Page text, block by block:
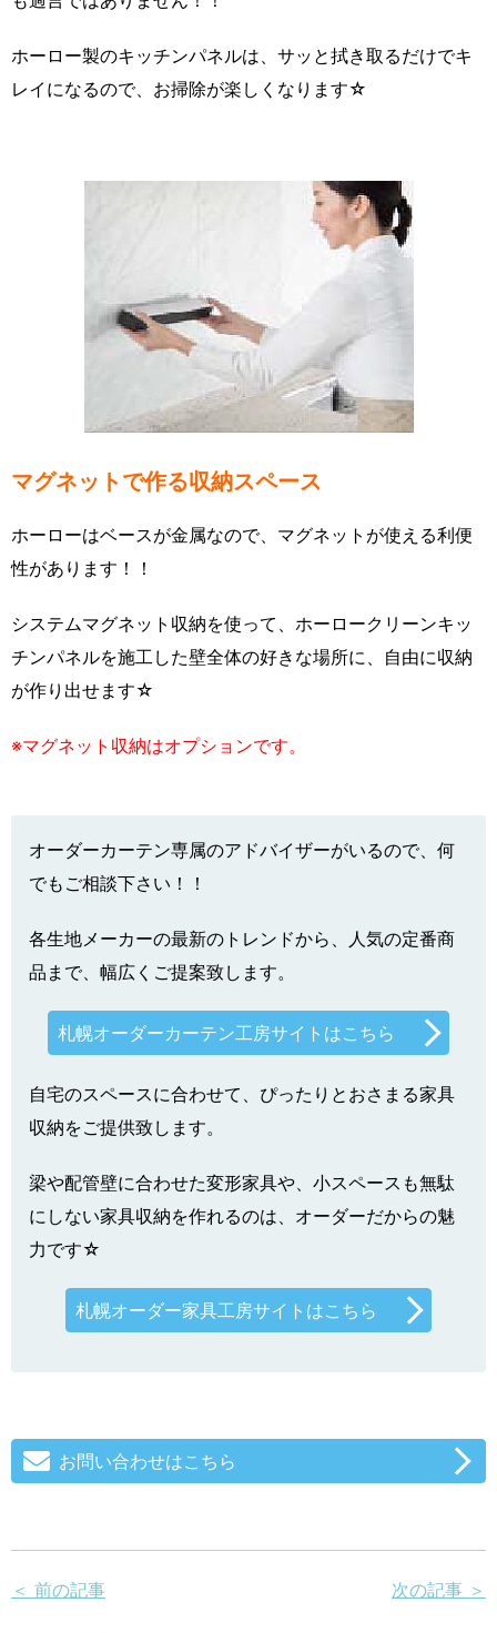
ホーロー製のキッチンパネルは、サッと拭き取るだけでキ
レイになるので、お掃除が楽しくなります☆
マグネットで作る収納スペース
ホーローはベースが金属なので、マグネットが使える利便
性があります！！
システムマグネット収納を使って、ホーロークリーンキッ
チンパネルを施工した壁全体の好きな場所に、自由に収納
が作り出せます☆
※マグネット収納はオプションです。
オーダーカーテン専属のアドバイザーがいるので、何
でもご相談下さい！！
各生地メーカーの最新のトレンドから、人気の定番商
品まで、幅広くご提案致します。
札幌オーダーカーテン工房サイトはこちら
自宅のスペースに合わせて、ぴったりとおさまる家具
収納をご提供致します。
梁や配管壁に合わせた変形家具や、小スペースも無駄
にしない家具収納を作れるのは、オーダーだからの魅
力です☆
札幌オーダー家具工房サイトはこちら
お問い合わせはこちら
＜ 前の記事 次の記事 ＞